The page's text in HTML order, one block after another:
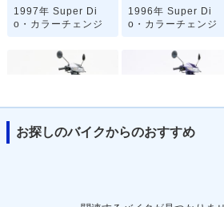
1997年 Super Di
o・カラーチェンジ
1996年 Super Di
o・カラーチェンジ
お探しのバイクからのおすすめ